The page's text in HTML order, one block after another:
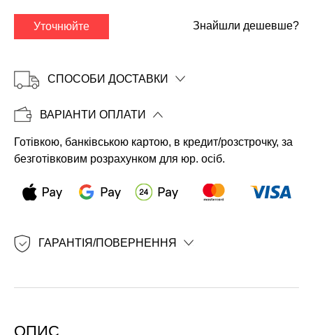
Копіювати
Уточнюйте Знайшли дешевше?
СПОСОБИ ДОСТАВКИ
ВАРІАНТИ ОПЛАТИ
Готівкою, банківською картою, в кредит/розстрочку, за
безготівковим розрахунком для юр. осіб.
ГАРАНТІЯ/ПОВЕРНЕННЯ
ОПИС